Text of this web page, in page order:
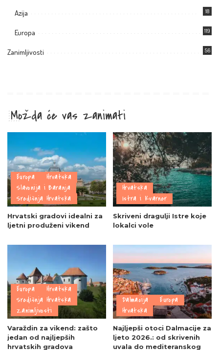
Azija 18
Europa 119
Zanimljivosti 56
Možda će vas zanimati
Europa
Hrvatska
Slavonija i Baranja
Središnja Hrvatska
Hrvatski gradovi idealni za
ljetni produženi vikend
Hrvatska
Istra i Kvarner
Skriveni dragulji Istre koje
lokalci vole
Europa
Hrvatska
Središnja Hrvatska
Zanimljivosti
Varaždin za vikend: zašto
jedan od najljepših
hrvatskih gradova
Dalmacija
Europa
Hrvatska
Najljepši otoci Dalmacije za
ljeto 2026.: od skrivenih
uvala do mediteranskog